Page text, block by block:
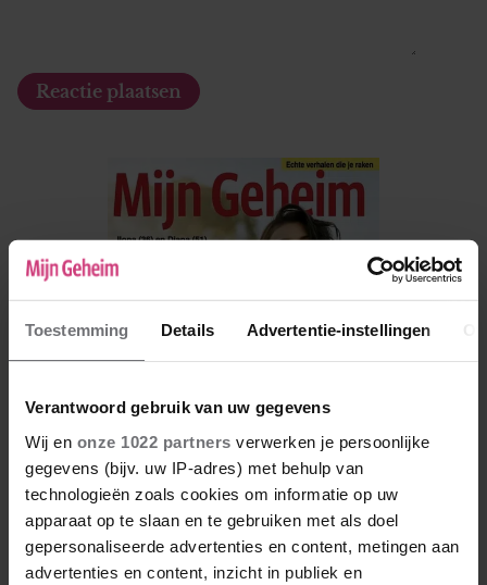
Toestemming Details Advertentie-instellingen
Verantwoord gebruik van uw gegevens
Wij en onze 1022 partners verwerken je persoonlijke
gegevens (bijv. uw IP-adres) met behulp van
technologieën zoals cookies om informatie op uw
apparaat op te slaan en te gebruiken met als doel
gepersonaliseerde advertenties en content, metingen aan
advertenties en content, inzicht in publiek en
De nieuwe Mijn Geheim ligt nu in de winkel
Abonneren